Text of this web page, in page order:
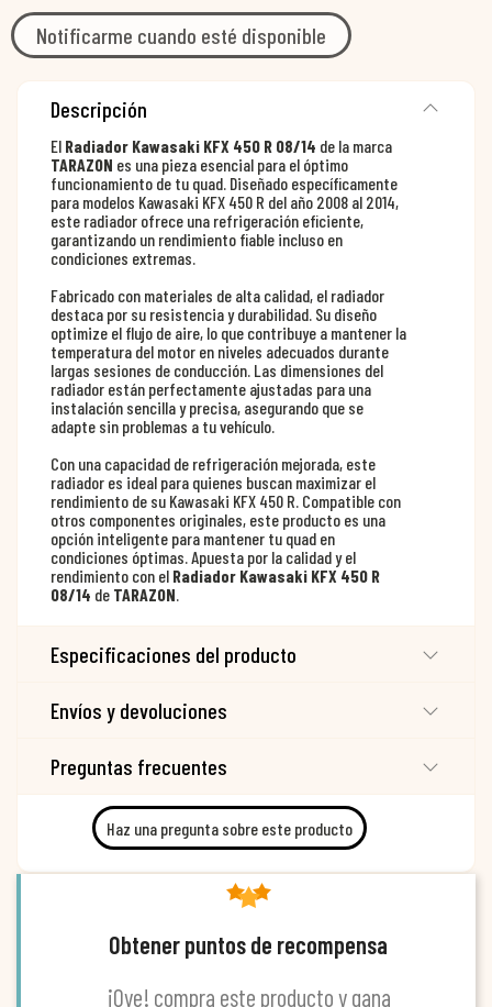
Notificarme cuando esté disponible
Descripción
El Radiador Kawasaki KFX 450 R 08/14 de la marca
TARAZON es una pieza esencial para el óptimo
funcionamiento de tu quad. Diseñado específicamente
para modelos Kawasaki KFX 450 R del año 2008 al 2014,
este radiador ofrece una refrigeración eficiente,
garantizando un rendimiento fiable incluso en
condiciones extremas.
Fabricado con materiales de alta calidad, el radiador
destaca por su resistencia y durabilidad. Su diseño
optimize el flujo de aire, lo que contribuye a mantener la
temperatura del motor en niveles adecuados durante
largas sesiones de conducción. Las dimensiones del
radiador están perfectamente ajustadas para una
instalación sencilla y precisa, asegurando que se
adapte sin problemas a tu vehículo.
Con una capacidad de refrigeración mejorada, este
radiador es ideal para quienes buscan maximizar el
rendimiento de su Kawasaki KFX 450 R. Compatible con
otros componentes originales, este producto es una
opción inteligente para mantener tu quad en
condiciones óptimas. Apuesta por la calidad y el
rendimiento con el Radiador Kawasaki KFX 450 R
08/14 de TARAZON.
Especificaciones del producto
Envíos y devoluciones
Preguntas frecuentes
Haz una pregunta sobre este producto
Obtener puntos de recompensa
¡Oye! compra este producto y gana